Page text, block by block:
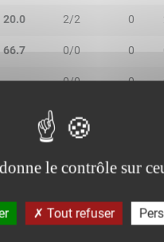
20.0 2/2 0
66.7 0/0 0
- 0/0 0
le contrôle sur
Tout refuser